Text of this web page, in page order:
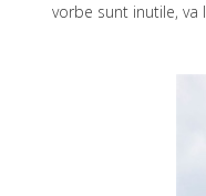
vorbe sunt inutile, va